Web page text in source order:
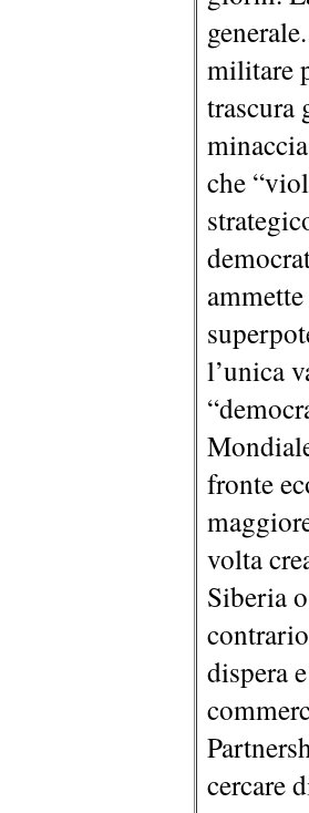
militare
trascura
che
l’unica
fronte
volta
Siberia
dispera
cercare